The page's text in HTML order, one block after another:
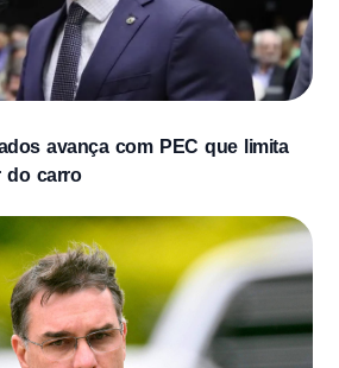
avança com PEC que limita
do carro